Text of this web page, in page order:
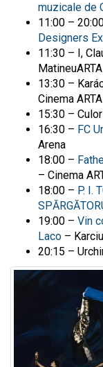
muzicale de
11:00 –
Designers
11:30 – I,
13:30 –
Cinema ARTA
15:30 –
16:30 – FC
Arena
18:00 –
– Cinema
18:00 – P. I.
19:00 – Vin
Laco –
20:15 –